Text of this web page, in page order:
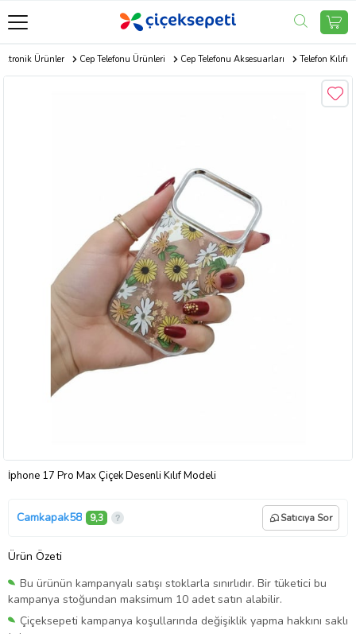
Ürünler Cep Telefonu Ürünleri Cep Telefonu Aksesuarları Telefon Kılıfı
İphone 17 Pro Max Çiçek Desenli Kılıf Modeli
Camkapak58 9,3 Satıcıya Sor
Ürün Özeti
Bu ürünün kampanyalı satışı stoklarla sınırlıdır. Bir tüketici bu
kampanya stoğundan maksimum 10 adet satın alabilir.
Çiçeksepeti kampanya koşullarında değişiklik yapma hakkını saklı